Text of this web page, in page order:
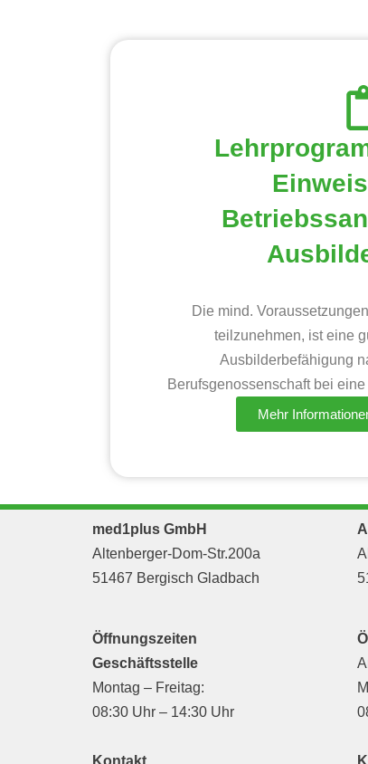
Die mind.
teilzunehmen, ist eine
Ausbilderbefähigung
Berufsgenossenschaft bei
Mehr
med1plus GmbH
Altenberger-Dom-Str.200a
51467 Bergisch Gladbach
Öffnungszeiten
Geschäftsstelle
Montag – Freitag:
08:30 Uhr – 14:30 Uhr
Kontakt